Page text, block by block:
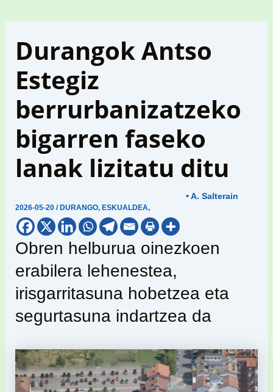
Durangok Antso
Estegiz
berrurbanizatzeko
bigarren faseko
lanak lizitatu ditu
2026-05-20/ DURANGO, ESKUALDEA,
• A. Salterain
Obren helburua oinezkoen
erabilera lehenestea,
irisgarritasuna hobetzea eta
segurtasuna indartzea da